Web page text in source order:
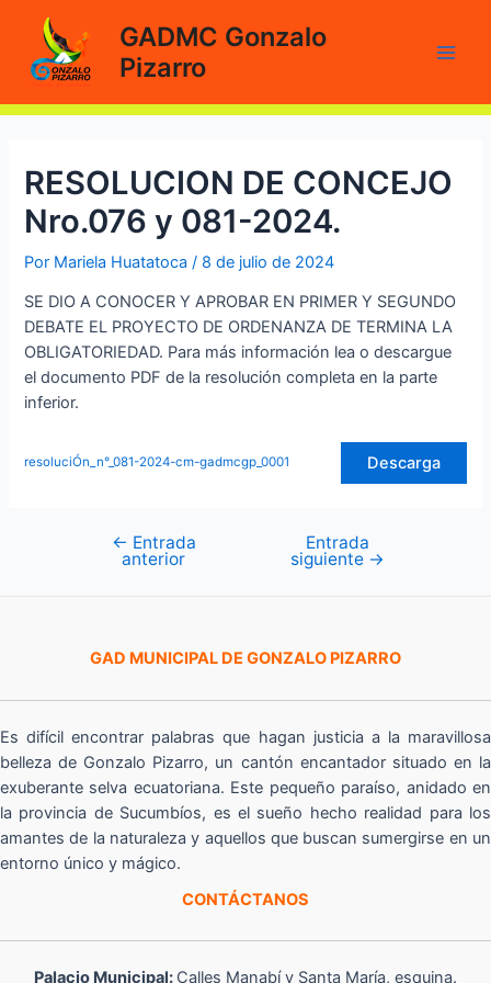
contenido
GADMC Gonzalo
Pizarro
RESOLUCION DE CONCEJO
Nro.076 y 081-2024.
Por Mariela Huatatoca/ 8 de julio de 2024
SE DIO A CONOCER Y APROBAR EN PRIMER Y SEGUNDO
DEBATE EL PROYECTO DE ORDENANZA DE TERMINA LA
OBLIGATORIEDAD. Para más información lea o descargue
el documento PDF de la resolución completa en la parte
inferior.
resoluciÓn_n°_081-2024-cm-gadmcgp_0001 Descarga
Navegación
← Entrada
anterior
Entrada
siguiente →
GAD MUNICIPAL DE GONZALO PIZARRO
Es difícil encontrar palabras que hagan justicia a la maravillosa
belleza de Gonzalo Pizarro, un cantón encantador situado en la
exuberante selva ecuatoriana. Este pequeño paraíso, anidado en
la provincia de Sucumbíos, es el sueño hecho realidad para los
amantes de la naturaleza y aquellos que buscan sumergirse en un
entorno único y mágico.
CONTÁCTANOS
Palacio Municipal: Calles Manabí y Santa María, esquina.